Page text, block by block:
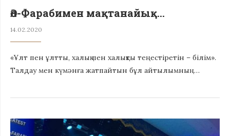
Әл-Фарабимен мақтанайық…
14.02.2020
«Ұлт пен ұлтты, халық пен халықты теңестіретін – білім».
Талдау мен күмәнға жатпайтын бұл айтылымның…